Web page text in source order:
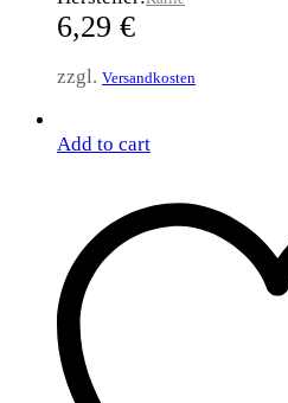
6,29 €
zzgl. Versandkosten
Add to cart